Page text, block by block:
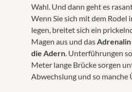
Wahl. Und dann geht es
Wenn Sie sich mit dem Rodel
legen, breitet sich ein
Magen aus und das
die Adern . Unterführungen
Meter lange Brücke sorgen
Abwechslung und so manche